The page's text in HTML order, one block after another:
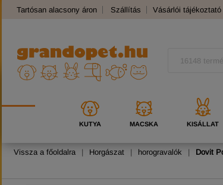
Tartósan alacsony áron Szállítás Vásárlói tájékoztató
KUTYA MACSKA KISÁLLAT
Vissza a főoldalra | Horgászat | horogravalók | Dovit